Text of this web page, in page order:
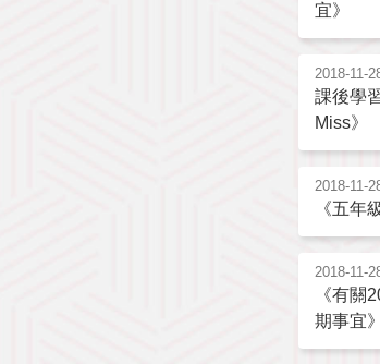
宜》
2018-11-
課後學
Miss》
2018-11-
《五年
2018-11-
《有關
期事宜》